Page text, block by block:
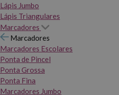
Lápis Jumbo
Lápis Triangulares
Marcadores
Marcadores
Marcadores Escolares
Ponta de Pincel
Ponta Grossa
Ponta Fina
Marcadores Jumbo